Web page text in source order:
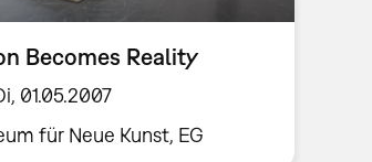
Becomes Reality
01.05.2007
für Neue Kunst, EG